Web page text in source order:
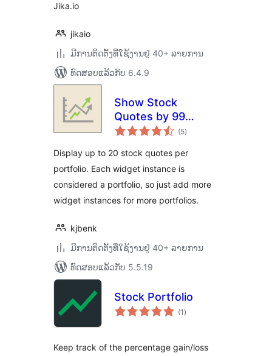
Jika.io
jikaio
ມີການຕິດຕັ້ງທີ່ໃຊ້ງານຢູ່ 40+ ລາຍການ
ທົດສອບແລ້ວກັບ 6.4.9
Show Stock
Quotes by 99
Robots
(5ຄະແນນ
ທັງໝົດ
)
Display up to 20 stock quotes per
portfolio. Each widget instance is
considered a portfolio, so just add more
widget instances for more portfolios.
kjbenk
ມີການຕິດຕັ້ງທີ່ໃຊ້ງານຢູ່ 40+ ລາຍການ
ທົດສອບແລ້ວກັບ 5.5.19
Stock Portfolio
(1 ຄະແນນ
ທັງໝົດ
)
Keep track of the percentage gain/loss